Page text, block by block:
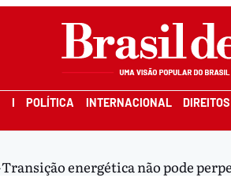
I POLÍTICA INTERNACIONAL DIREITOS
Transição energética não pode